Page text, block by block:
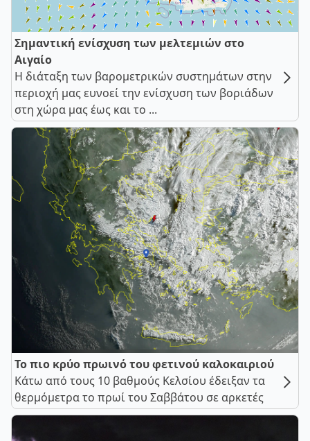
Σημαντική ενίσχυση των μελτεμιών στο
Αιγαίο
Η διάταξη των βαρομετρικών συστημάτων στην
περιοχή μας ευνοεί την ενίσχυση των βοριάδων
στη χώρα μας έως και το ...
Το πιο κρύο πρωινό του φετινού καλοκαιριού
Κάτω από τους 10 βαθμούς Κελσίου έδειξαν τα
θερμόμετρα το πρωί του Σαββάτου σε αρκετές